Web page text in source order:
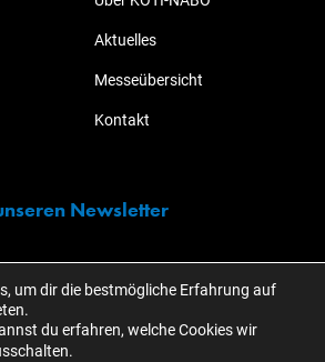
Aktuelles
Messeübersicht
Kontakt
Newsletter
um dir die bestmögliche Erfahrung auf
du erfahren, welche Cookies wir